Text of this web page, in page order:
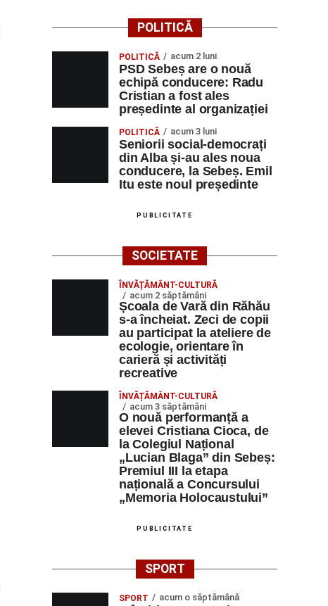
POLITICĂ
POLITICĂ acum 2 luni
PSD Sebeș are o nouă
echipă conducere: Radu
Cristian a fost ales
președinte al organizației
POLITICĂ acum 3 luni
Seniorii social-democrați
din Alba și-au ales noua
conducere, la Sebeș. Emil
Itu este noul președinte
PUBLICITATE
SOCIETATE
ÎNVĂȚĂMÂNT-CULTURĂ
acum 2 săptămâni
Școala de Vară din Răhău
s-a încheiat. Zeci de copii
au participat la ateliere de
ecologie, orientare în
carieră și activități
recreative
ÎNVĂȚĂMÂNT-CULTURĂ
acum 3 săptămâni
O nouă performanță a
elevei Cristiana Cioca, de
la Colegiul Național
„Lucian Blaga” din Sebeș:
Premiul III la etapa
națională a Concursului
„Memoria Holocaustului”
PUBLICITATE
SPORT
SPORT acum o săptămână